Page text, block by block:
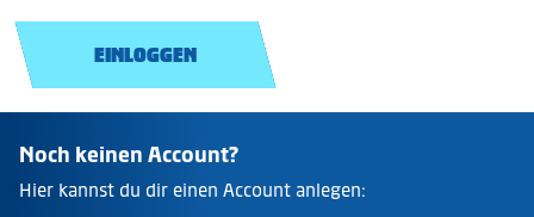
EINLOGGEN
Noch keinen Account?
Hier kannst du dir einen Account anlegen: